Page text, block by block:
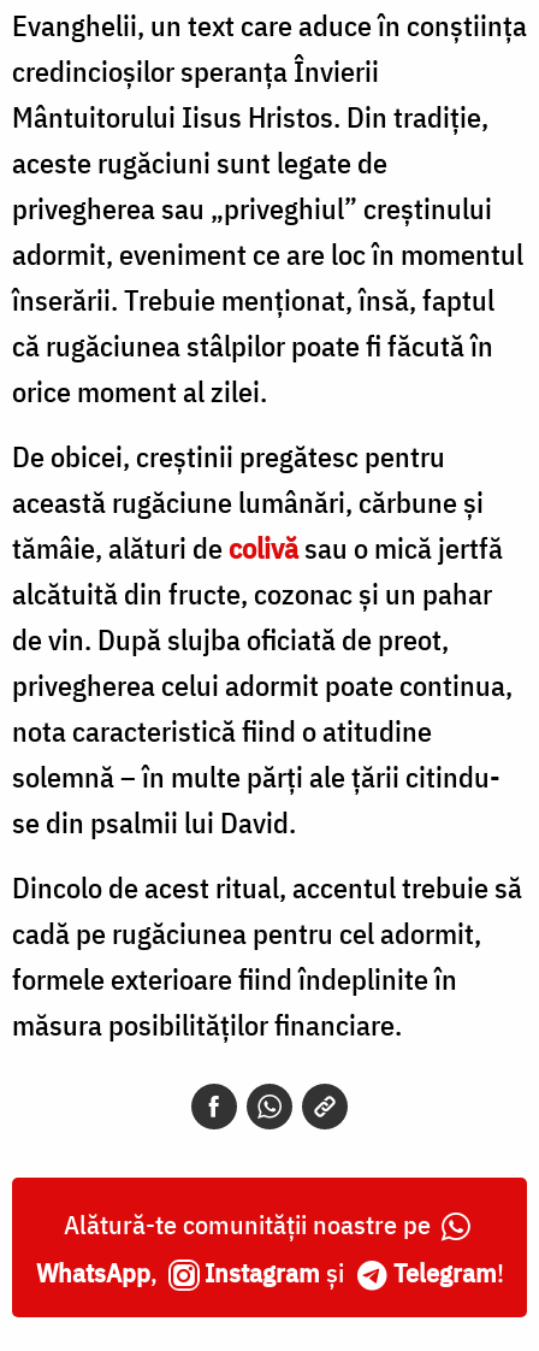
Evanghelii, un text care aduce în conștiința
credincioșilor speranța Învierii
Mântuitorului Iisus Hristos. Din tradiție,
aceste rugăciuni sunt legate de
privegherea sau „priveghiul” creștinului
adormit, eveniment ce are loc în momentul
înserării. Trebuie menționat, însă, faptul
că rugăciunea stâlpilor poate fi făcută în
orice moment al zilei.
De obicei, creștinii pregătesc pentru
această rugăciune lumânări, cărbune și
tămâie, alături decolivăsau o mică jertfă
alcătuită din fructe, cozonac și un pahar
de vin. După slujba oficiată de preot,
privegherea celui adormit poate continua,
nota caracteristică fiind o atitudine
solemnă – în multe părți ale țării citindu-
se din psalmii lui David.
Dincolo de acest ritual, accentul trebuie să
cadă pe rugăciunea pentru cel adormit,
formele exterioare fiind îndeplinite în
măsura posibilităților financiare.
Alătură-te comunității noastre pe
WhatsApp, Instagram și Telegram!